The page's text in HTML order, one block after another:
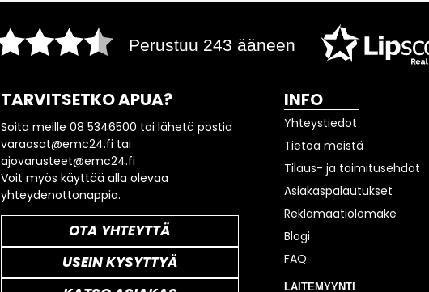
Perustuu 243 ääneen
TARVITSETKO APUA?
Soita meille 08 5346500 tai lähetä postia
varaosat@emc24.fi tai
ajovarusteet@emc24.fi
Voit myös käyttää alla olevaa
yhteydenottonappia.
OTA YHTEYTTÄ
USEIN KYSYTTYÄ
INFO
Yhteystiedot
Tietoa meistä
Tilaus- ja toimitusehdot
Asiakaspalautukset
Reklamaatiolomake
Blogi
FAQ
LAITEMYYNTI